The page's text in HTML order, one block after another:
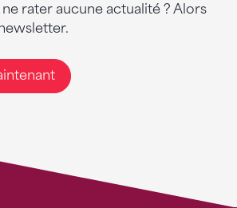
rater aucune actualité ? Alors